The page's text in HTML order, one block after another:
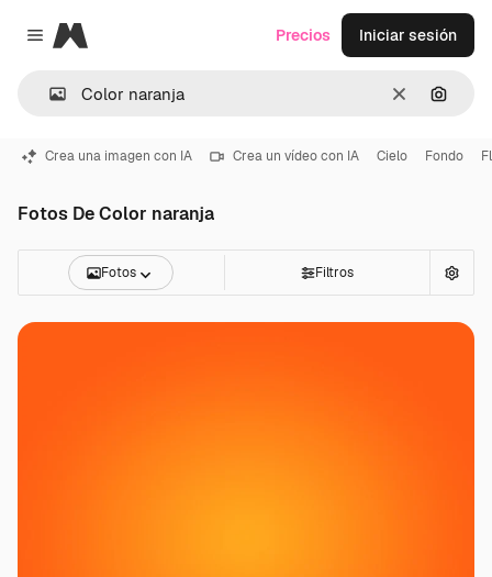
Close menu
Magnific
Borrar
Precios Iniciar sesión
Crea una imagen con IA Crea un vídeo con IA Cielo Fondo
Fotos De Color naranja
Fotos Filtros